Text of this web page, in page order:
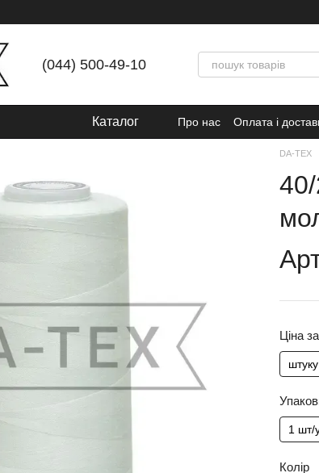
(044) 500-49-10
Каталог Про нас Оплата і
DA-TEX
Ціна за
1 шт/
Колір